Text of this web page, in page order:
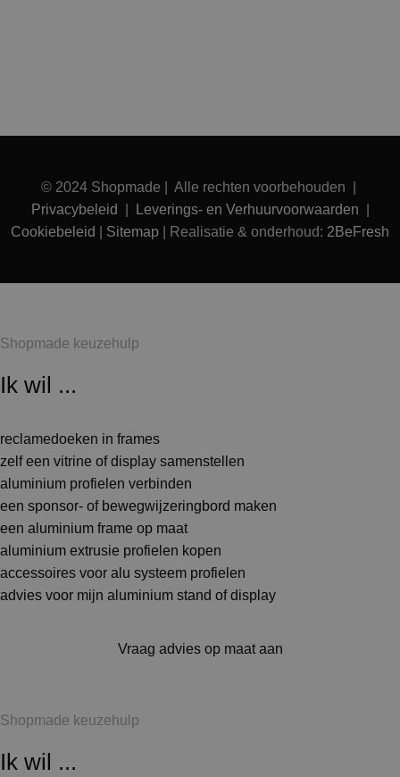
© 2024 Shopmade | Alle rechten voorbehouden |
Privacybeleid
Leverings- en Verhuurvoorwaarden
Cookiebeleid
Sitemap | Realisatie & onderhoud: 2BeFresh
Shopmade keuzehulp
Ik wil ...
reclamedoeken in frames
zelf een vitrine of display samenstellen
aluminium profielen verbinden
een sponsor- of bewegwijzeringbord maken
een aluminium frame op maat
aluminium extrusie profielen kopen
accessoires voor alu systeem profielen
advies voor mijn aluminium stand of display
Vraag advies op maat aan
Shopmade keuzehulp
Ik wil ...